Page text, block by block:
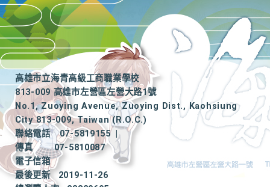
高雄市立海青高級工商職業學校
813-009 高雄市左營區左營大路1號
No.1, Zuoying Avenue, Zuoying Dist., Kaohsiung
City 813-009, Taiwan (R.O.C.)
聯絡電話
07-5819155
|
傳真
07-5810087
電子信箱
最後更新
2019-11-26